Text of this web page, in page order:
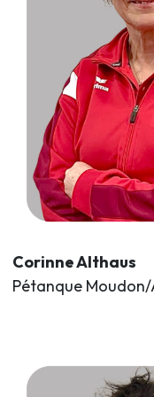
Corinne Althaus
Pétanque Moudon/